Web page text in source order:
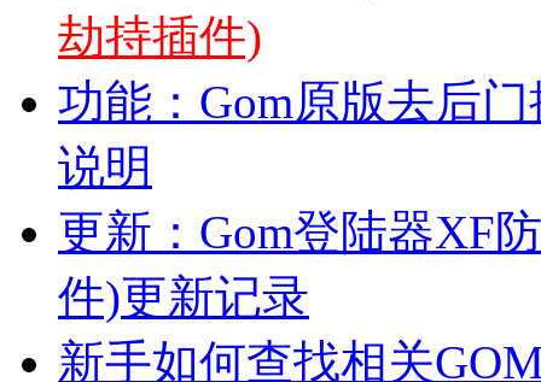
劫持插件)
功能：Gom原版去后
说明
更新：Gom登陆器XF
件)更新记录
新手如何查找相关